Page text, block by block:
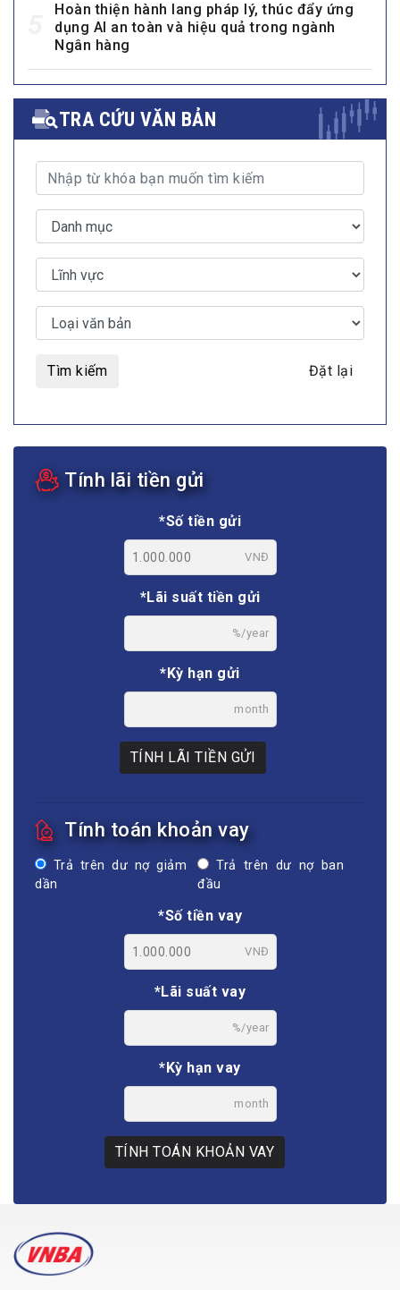
Hoàn thiện hành lang pháp lý, thúc đẩy ứng
dụng AI an toàn và hiệu quả trong ngành
Ngân hàng
TRA CỨU VĂN BẢN
Tìm kiếm Đặt lại
Tính lãi tiền gửi
*Số tiền gửi
VNĐ
*Lãi suất tiền gửi
%/year
*Kỳ hạn gửi
month
TÍNH LÃI TIỀN GỬI
Tính toán khoản vay
Trả trên dư nợ giảm
dần
Trả trên dư nợ ban
đầu
*Số tiền vay
VNĐ
*Lãi suất vay
%/year
*Kỳ hạn vay
month
TÍNH TOÁN KHOẢN VAY